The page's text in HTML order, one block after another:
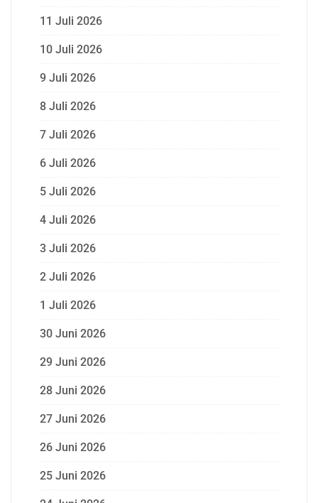
11 Juli 2026
10 Juli 2026
9 Juli 2026
8 Juli 2026
7 Juli 2026
6 Juli 2026
5 Juli 2026
4 Juli 2026
3 Juli 2026
2 Juli 2026
1 Juli 2026
30 Juni 2026
29 Juni 2026
28 Juni 2026
27 Juni 2026
26 Juni 2026
25 Juni 2026